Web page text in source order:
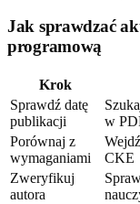
Jak sprawdzać
programową
Krok
Sprawdź datę
publikacji
w
Porównaj z
wymaganiami
CKE
Zweryfikuj
autora